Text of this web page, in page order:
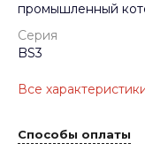
промышленный
Серия
BS3
Все
Способы оплаты